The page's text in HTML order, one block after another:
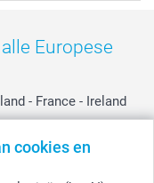
cookies en
Europese
- France - Ireland
- Suisse -
-